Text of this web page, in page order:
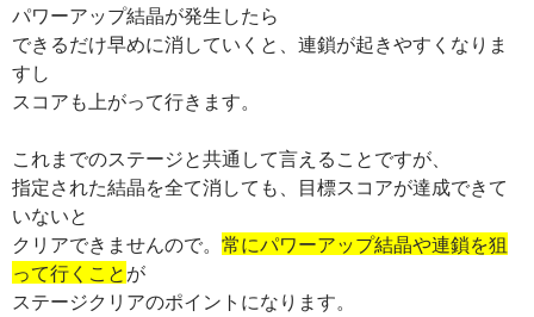
パワーアップ結晶が発生したら
できるだけ早めに消していくと、連鎖が起きやすくなりま
すし
スコアも上がって行きます。
これまでのステージと共通して言えることですが、
指定された結晶を全て消しても、目標スコアが達成できて
いないと
クリアできませんので。 常にパワーアップ結晶や連鎖を狙
って行くこと が
ステージクリアのポイントになります。